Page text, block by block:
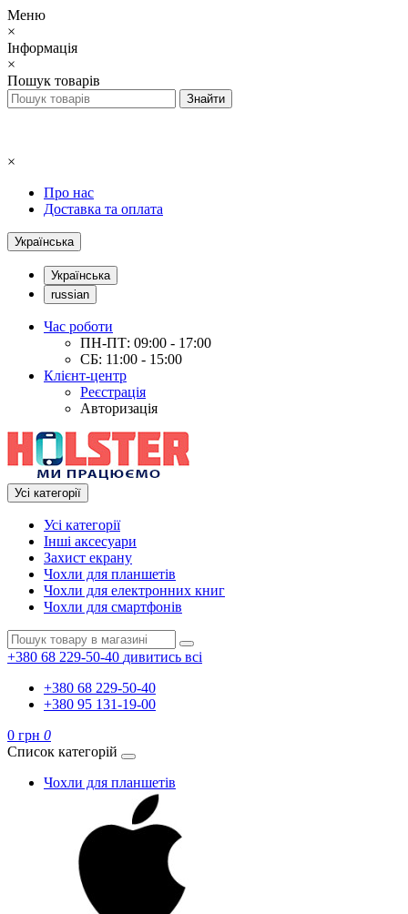
Меню
×
Інформація
×
Пошук товарів
×
Про нас
Доставка та оплата
Українська
Українська
russian
Час роботи
ПН-ПТ: 09:00 - 17:00
СБ: 11:00 - 15:00
Клієнт-центр
Реєстрація
Авторизація
Усі категорії
Усі категорії
Інші аксесуари
Захист екрану
Чохли для планшетів
Чохли для електронних книг
Чохли для смартфонів
+380 68 229-50-40 дивитись всі
+380 68 229-50-40
+380 95 131-19-00
0 грн 0
Список категорій
Чохли для планшетів